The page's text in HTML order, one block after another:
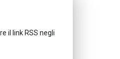
il link RSS negli